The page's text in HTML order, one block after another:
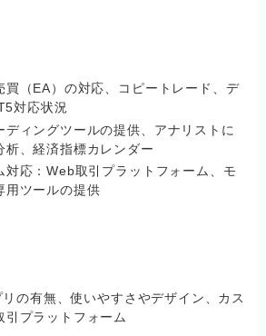
買（EA）の対応、コピートレード、デ
対応状況
ディングツールの提供、アナリストに
析、経済指標カレンダー
対応：Web取引プラットフォーム、モ
用ツールの提供
の有無、使いやすさやデザイン、カス
引プラットフォーム